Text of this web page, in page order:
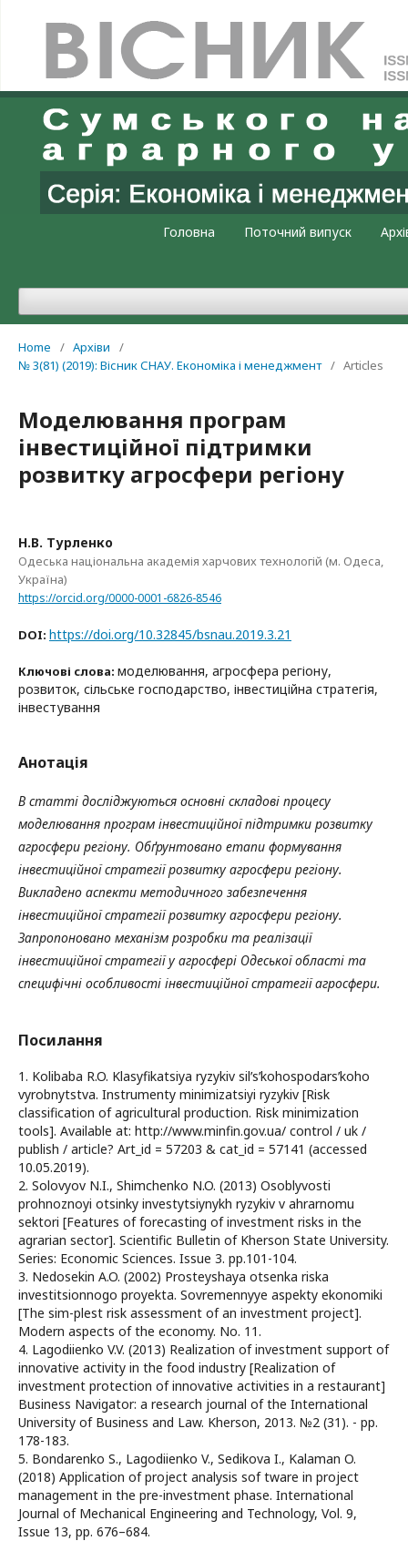
Головна Поточний випуск
Home / Архіви
/
№ 3(81) (2019): Вісник СНАУ. Економіка і менеджмент / Articles
Моделювання програм
інвестиційної підтримки
розвитку агросфери регіону
Н.В. Турленко
Одеська національна академія харчових технологій (м. Одеса,
Україна)
https://orcid.org/0000-0001-6826-8546
DOI: https://doi.org/10.32845/bsnau.2019.3.21
Ключові слова: моделювання, агросфера регіону,
розвиток, сільське господарство, інвестиційна стратегія,
інвестування
Анотація
В статті досліджуються основні складові процесу
моделювання програм інвестиційної підтримки розвитку
агросфери регіону. Обґрунтовано етапи формування
інвестиційної стратегії розвитку агросфери регіону.
Викладено аспекти методичного забезпечення
інвестиційної стратегії розвитку агросфери регіону.
Запропоновано механізм розробки та реалізації
інвестиційної стратегії у агросфері Одеської області та
специфічні особливості інвестиційної стратегії агросфери.
Посилання
1. Kolibaba R.O. Klasyfikatsiya ryzykiv silʹsʹkohospodarsʹkoho
vyrobnytstva. Instrumenty minimizatsiyi ryzykiv [Risk
classification of agricultural production. Risk minimization
tools]. Available at: http://www.minfin.gov.ua/ control / uk /
publish / article? Art_id = 57203 & cat_id = 57141 (accessed
10.05.2019).
2. Solovyov N.I., Shimchenko N.O. (2013) Osoblyvosti
prohnoznoyi otsinky investytsiynykh ryzykiv v ahrarnomu
sektori [Features of forecasting of investment risks in the
agrarian sector]. Scientific Bulletin of Kherson State University.
Series: Economic Sciences. Issue 3. pp.101-104.
3. Nedosekin A.O. (2002) Prosteyshaya otsenka riska
investitsionnogo proyekta. Sovremennyye aspekty ekonomiki
[The sim-plest risk assessment of an investment project].
Modern aspects of the economy. No. 11.
4. Lagodiienko V.V. (2013) Realization of investment support of
innovative activity in the food industry [Realization of
investment protection of innovative activities in a restaurant]
Business Navigator: a research journal of the International
University of Business and Law. Kherson, 2013. №2 (31). - pp.
178-183.
5. Bondarenko S., Lagodiienko V., Sedikova I., Kalaman O.
(2018) Application of project analysis sof tware in project
management in the pre-investment phase. International
Journal of Mechanical Engineering and Technology, Vol. 9,
Issue 13, pp. 676–684.